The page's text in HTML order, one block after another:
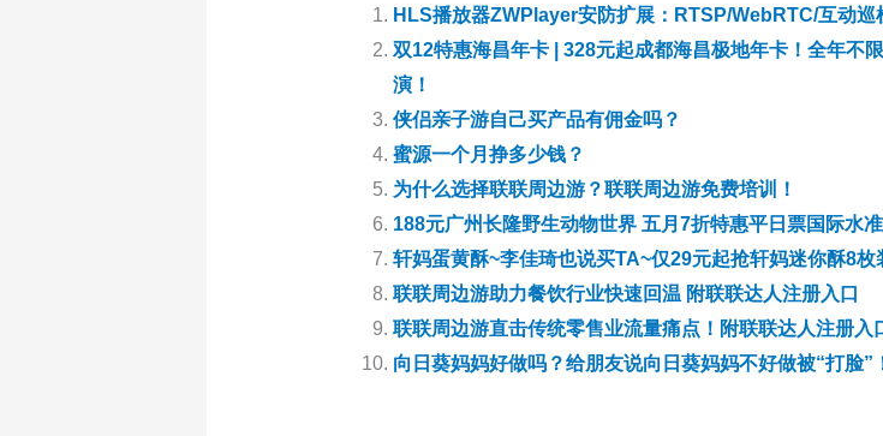
HLS播放器ZWPlayer安防扩展：RTSP/WebRTC/互动巡
双12特惠海昌年卡 | 328元起成都海昌极地年卡！全年不
演！
侠侣亲子游自己买产品有佣金吗？
蜜源一个月挣多少钱？
为什么选择联联周边游？联联周边游免费培训！
188元广州长隆野生动物世界 五月7折特惠平日票国际水
轩妈蛋黄酥~李佳琦也说买TA~仅29元起抢轩妈迷你酥8枚
联联周边游助力餐饮行业快速回温 附联联达人注册入口
联联周边游直击传统零售业流量痛点！附联联达人注册入
向日葵妈妈好做吗？给朋友说向日葵妈妈不好做被“打脸”